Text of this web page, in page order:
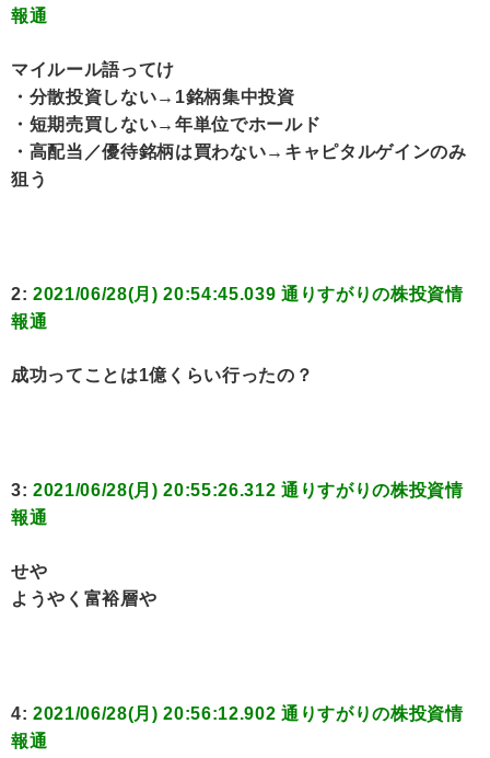
報通
マイルール語ってけ
・分散投資しない→1銘柄集中投資
・短期売買しない→年単位でホールド
・高配当／優待銘柄は買わない→キャピタルゲインのみ
狙う
2: 2021/06/28(月) 20:54:45.039 通りすがりの株投資情
報通
成功ってことは1億くらい行ったの？
3: 2021/06/28(月) 20:55:26.312 通りすがりの株投資情
報通
せや
ようやく富裕層や
4: 2021/06/28(月) 20:56:12.902 通りすがりの株投資情
報通